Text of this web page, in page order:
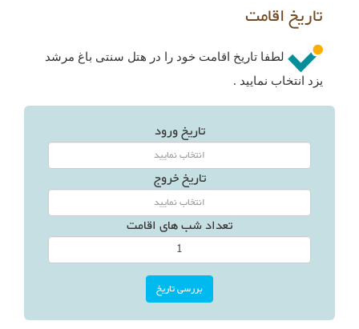
تاریخ اقامت
لطفا تاریخ اقامت خود را در هتل سنتی باغ مرشد
یزد انتخاب نمایید .
تاریخ ورود
تاریخ خروج
تعداد شب های اقامت